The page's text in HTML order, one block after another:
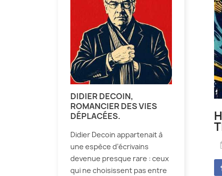
DIDIER DECOIN,
ROMANCIER DES VIES
DÉPLACÉES.
Didier Decoin appartenait à
une espèce d’écrivains
devenue presque rare : ceux
qui ne choisissent pas entre